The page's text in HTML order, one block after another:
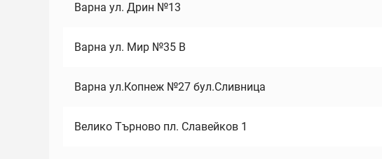
Варна ул. Дрин №13
Варна ул. Мир №35 В
Варна ул.Копнеж №27 бул.Сливница
Велико Търново пл. Славейков 1